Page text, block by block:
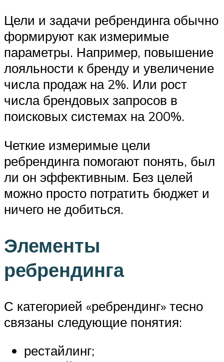
Цели и задачи ребрендинга обычно
формируют как измеримые
параметры. Например, повышение
лояльности к бренду и увеличение
числа продаж на 2%. Или рост
числа брендовых запросов в
поисковых системах на 200%.
Четкие измеримые цели
ребрендинга помогают понять, был
ли он эффективным. Без целей
можно просто потратить бюджет и
ничего не добиться.
Элементы
ребрендинга
С категорией «ребрендинг» тесно
связаны следующие понятия:
рестайлинг;